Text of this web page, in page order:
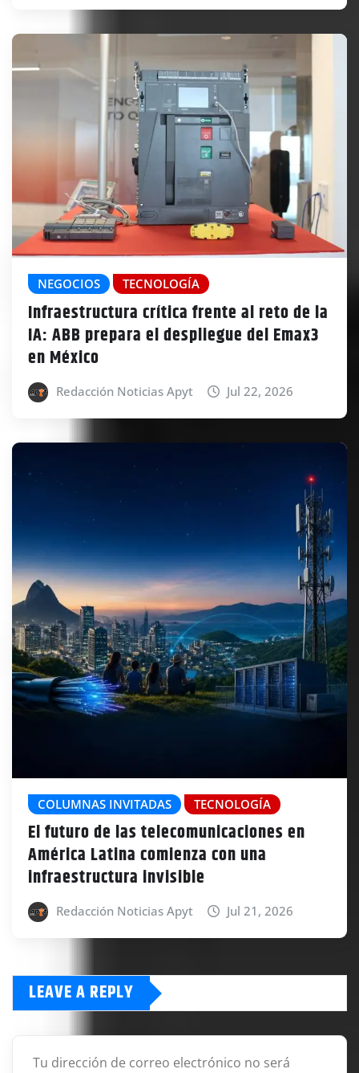
NEGOCIOS TECNOLOGÍA
Infraestructura crítica frente al reto de la
IA: ABB prepara el despliegue del Emax3
en México
Redacción Noticias Apyt Jul 22, 2026
COLUMNAS INVITADAS TECNOLOGÍA
El futuro de las telecomunicaciones en
América Latina comienza con una
infraestructura invisible
Redacción Noticias Apyt Jul 21, 2026
LEAVE A REPLY
Tu dirección de correo electrónico no será